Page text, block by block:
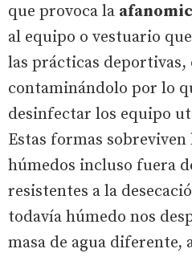
que provoca la
al equipo o vestuario
las prácticas deportivas,
contaminándolo por lo
desinfectar los equipo
Estas formas
húmedos incluso fuera
resistentes a la
todavía húmedo nos
masa de agua diferente,